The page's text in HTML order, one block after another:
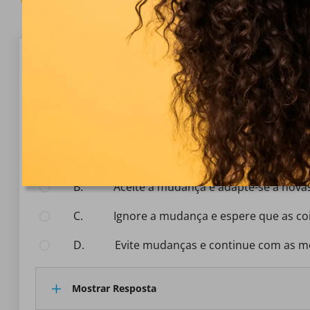
Ao experimentar uma mudança significativa na
Resistir à mudança e manter velhas
B.
Aceite a mudança e adapte-se a
C.
Ignore a mudança e espere que as
D.
Evite mudanças e continue com as
Mostrar Resposta